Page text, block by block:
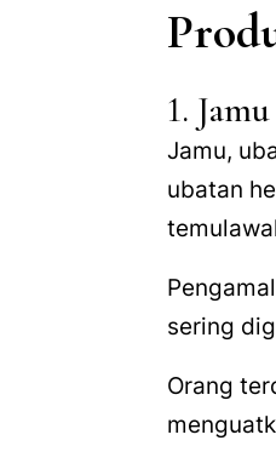
1. Jamu
Jamu,
ubatan
sering
Orang